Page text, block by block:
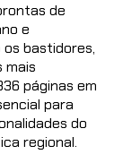
de
e
bastidores,
mais
páginas em
para
do
regional.